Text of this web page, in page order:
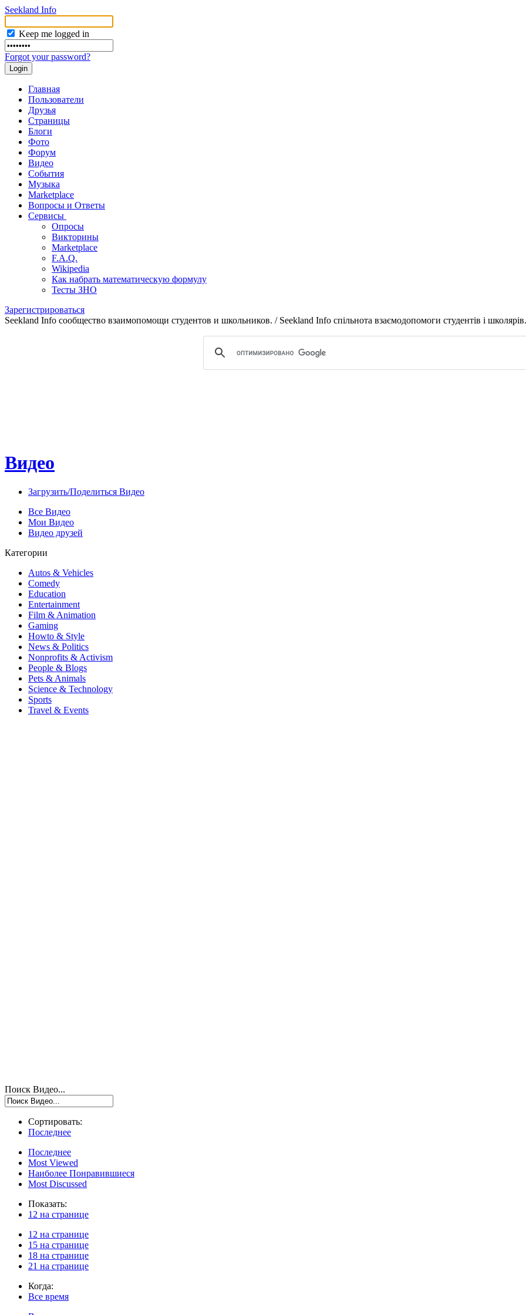
Seekland Info
Keep me logged in
Forgot your password?
Главная
Пользователи
Друзья
Страницы
Блоги
Фото
Форум
Видео
События
Музыка
Marketplace
Вопросы и Ответы
Сервисы
Опросы
Викторины
Marketplace
F.A.Q.
Wikipedia
Как набрать математическую формулу
Тесты ЗНО
Зарегистрироваться
Seekland Info сообщество взаимопомощи студентов и школьников. / Seekland Info спільнота взаємодопомоги студентів і школярів.
Видео
Загрузить/Поделиться Видео
Все Видео
Мои Видео
Видео друзей
Категории
Autos & Vehicles
Comedy
Education
Entertainment
Film & Animation
Gaming
Howto & Style
News & Politics
Nonprofits & Activism
People & Blogs
Pets & Animals
Science & Technology
Sports
Travel & Events
Поиск Видео...
Сортировать:
Последнее
Последнее
Most Viewed
Наиболее Понравившиеся
Most Discussed
Показать:
12 на странице
12 на странице
15 на странице
18 на странице
21 на странице
Когда:
Все время